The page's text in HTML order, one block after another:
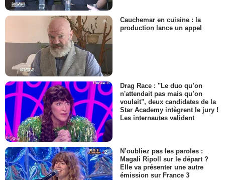
Cauchemar en cuisine : la
production lance un appel
Drag Race : "Le duo qu’on
n'attendait pas mais qu’on
voulait", deux candidates de la
Star Academy intègrent le jury !
Les internautes valident
N’oubliez pas les paroles :
Magali Ripoll sur le départ ?
Elle va présenter une autre
émission sur France 3